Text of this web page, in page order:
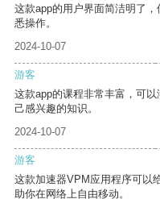
这款app的用户界面简洁明了
悉操作。
2024-10-07
游客
这款app的课程非常丰富，可
己感兴趣的知识。
2024-10-07
游客
这款加速器VPM应用程序可以
助你在网络上自由移动。